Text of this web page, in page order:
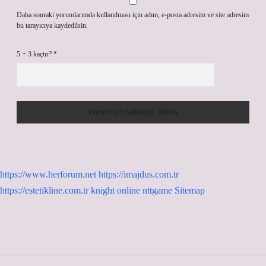
Daha sonraki yorumlarımda kullanılması için adım, e-posta adresim ve site adresim
bu tarayıcıya kaydedilsin.
5 + 3 kaçtır? *
https://www.herforum.net https://imajdus.com.tr
https://estetikline.com.tr knight online nttgame Sitemap